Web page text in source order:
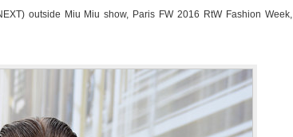
outside Miu Miu show, Paris FW 2016 RtW Fashion Week,